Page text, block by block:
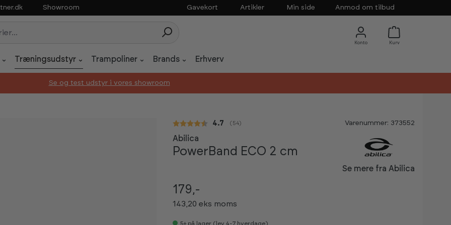
Showroom Gavekort Artikler Min side Anmod om tilbud
Træningsudstyr Trampoliner Brands Erhverv
Se og test udstyr i vores showroom
Gennemsnitlig vurdering:
4.7 ( stemmer:
54) Varenummer: 373552
Abilica
PowerBand ECO 2 cm
Se mere fra Abilica
179,-
143,20 eks moms
5+ på lager (lev 4-7 hverdage)